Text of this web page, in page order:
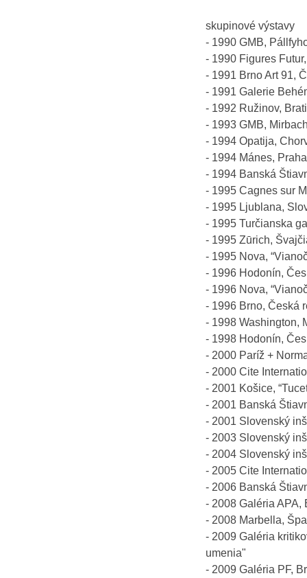
skupinové výstavy
- 1990 GMB,
- 1990 Figures
- 1991 Brno Art 91,
- 1991 Galerie
- 1992 Ružinov,
- 1993 GMB,
- 1994 Opatija,
- 1994 Mánes,
- 1994 Banská
- 1995 Cagnes sur
- 1995 Ljublana,
- 1995 Turčianska
- 1995 Zūrich,
- 1995 Nova,
- 1996 Hodonín,
- 1996 Nova,
- 1996 Brno, Česká
- 1998 Washington,
- 1998 Hodonín,
- 2000 Paríž +
- 2000 Cite
- 2001 Košice,
- 2001 Banská
- 2001 Slovenský
- 2003 Slovenský
- 2004 Slovenský
- 2005 Cite
- 2006 Banská
- 2008 Galéria APA,
- 2008 Marbella,
- 2009 Galéria
umenia"
- 2009 Galéria PF,